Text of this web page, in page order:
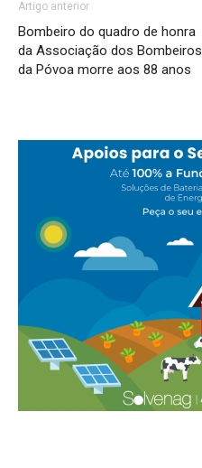
Artigo anterior
Bombeiro do quadro de honra
da Associação dos Bombeiros
da Póvoa morre aos 88 anos